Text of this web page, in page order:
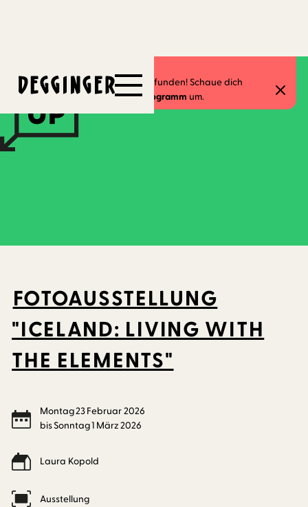
Dieses Event hat schon stattgefunden! Schaue dich
gerne in unseremaktuellen Programm um.
23.2.2026 -1.3.2026
FOTOAUSSTELLUNG
"ICELAND: LIVING WITH
THE ELEMENTS"
Montag23Februar2026
bisSonntag1 März2026
Laura Kopold
Ausstellung